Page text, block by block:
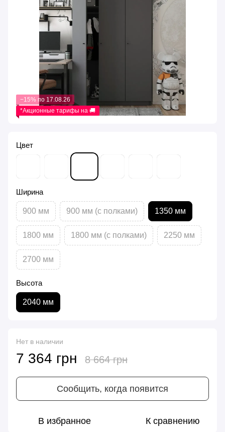
−15% по 17.08.26
*Акционные тарифы на 🚚
Цвет
Ширина
900 мм 900 мм (с полками) 1350 мм
1800 мм 1800 мм (с полками) 2250 мм
2700 мм
Высота
2040 мм
Нет в наличии
7 364 грн 8 664 грн
Сообщить, когда появится
В избранное К сравнению